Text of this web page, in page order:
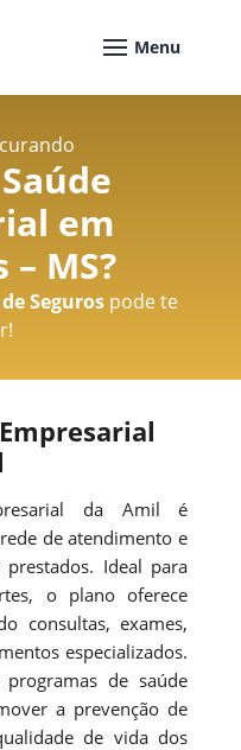
em
– MS?
Segurospode te
da Amil é
de atendimento e
Ideal para
o plano oferece
consultas, exames,
especializados.
de saúde
a prevenção de
de vida dos